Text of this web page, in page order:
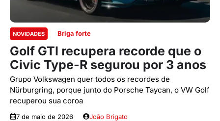
NOVIDADES Briga forte
Golf GTI recupera recorde que o
Civic Type-R segurou por 3 anos
Grupo Volkswagen quer todos os recordes de
Nürburgring, porque junto do Porsche Taycan, o VW Golf
recuperou sua coroa
7 de maio de 2026 João Brigato